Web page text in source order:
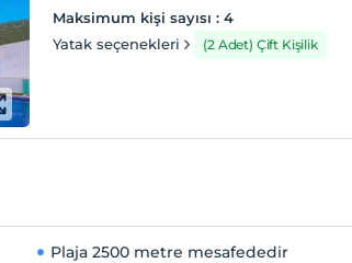
Maksimum kişi sayısı :4
Yatak seçenekleri
(2 Adet) Çift Kişilik
Plaja 2500 metre mesafededir